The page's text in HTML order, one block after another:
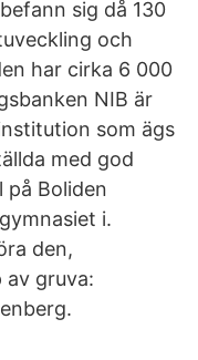
sig då 130
och
har cirka 6 000
NIB är
som ägs
med god
på Boliden
i.
den,
av gruva: